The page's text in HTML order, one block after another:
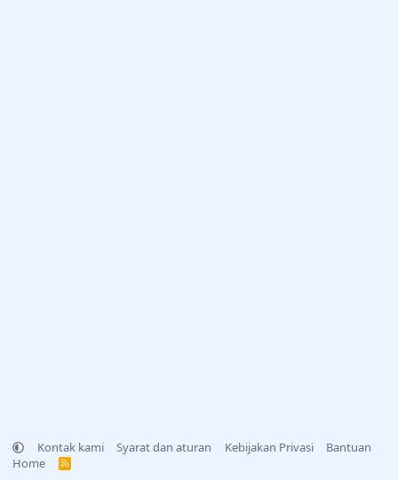
Kontak kami Syarat dan aturan Kebijakan Privasi
Bantuan
Home
R